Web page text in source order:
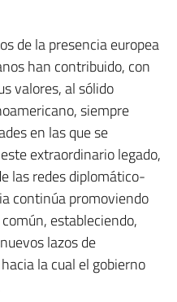
de la presencia europea
han contribuido, con
valores, al sólido
siempre
en las que se
extraordinario legado,
las redes diplomático-
continúa promoviendo
estableciendo,
lazos de
la cual el gobierno